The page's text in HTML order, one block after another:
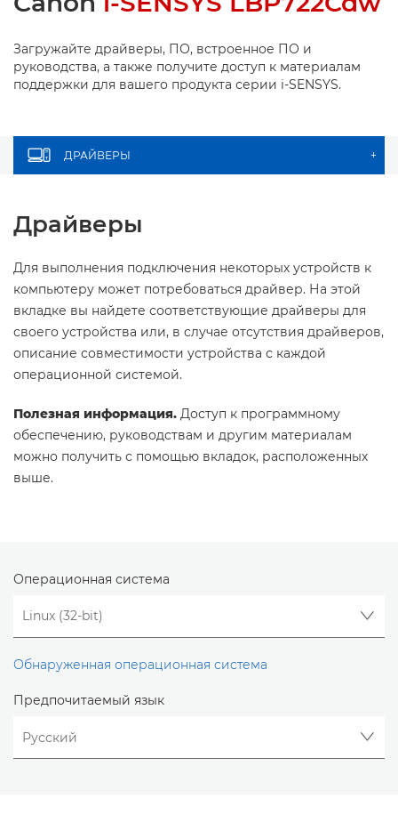
Загружайте драйверы, ПО, встроенное ПО и
руководства, а также получите доступ к материалам
поддержки для вашего продукта серии i-SENSYS.
ДРАЙВЕРЫ +
Драйверы
Для выполнения подключения некоторых устройств к
компьютеру может потребоваться драйвер. На этой
вкладке вы найдете соответствующие драйверы для
своего устройства или, в случае отсутствия драйверов,
описание совместимости устройства с каждой
операционной системой.
Полезная информация. Доступ к программному
обеспечению, руководствам и другим материалам
можно получить с помощью вкладок, расположенных
выше.
Операционная система
Обнаруженная операционная система
Предпочитаемый язык